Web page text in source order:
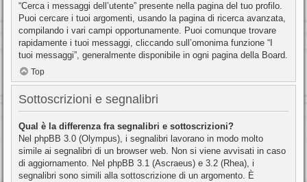
“Cerca i messaggi dell’utente” presente nella pagina del tuo profilo.
Puoi cercare i tuoi argomenti, usando la pagina di ricerca avanzata,
compilando i vari campi opportunamente. Puoi comunque trovare
rapidamente i tuoi messaggi, cliccando sull’omonima funzione “I
tuoi messaggi”, generalmente disponibile in ogni pagina della Board.
Top
Sottoscrizioni e segnalibri
Qual è la differenza fra segnalibri e sottoscrizioni?
Nel phpBB 3.0 (Olympus), i segnalibri lavorano in modo molto
simile ai segnalibri di un browser web. Non si viene avvisati in caso
di aggiornamento. Nel phpBB 3.1 (Ascraeus) e 3.2 (Rhea), i
segnalibri sono simili alla sottoscrizione di un argomento. È